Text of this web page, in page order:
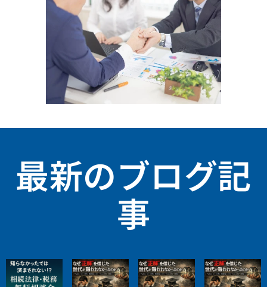
最新のブログ記
事